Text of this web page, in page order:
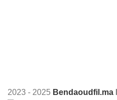
2023 - 2025 Bendaoudfil.ma